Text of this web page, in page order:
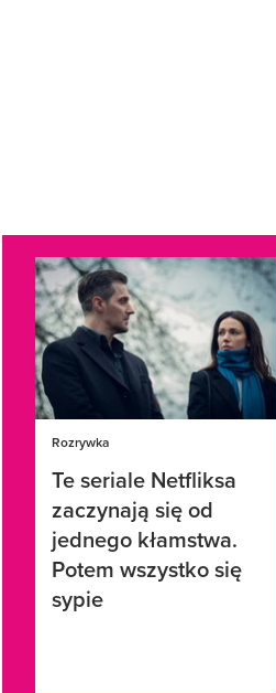
Rozrywka
Te seriale Netfliksa
zaczynają się od
jednego kłamstwa.
Potem wszystko się
sypie